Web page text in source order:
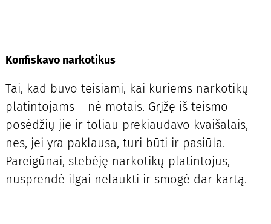
Konfiskavo narkotikus
Tai, kad buvo teisiami, kai kuriems narkotikų
platintojams – nė motais. Grįžę iš teismo
posėdžių jie ir toliau prekiaudavo kvaišalais,
nes, jei yra paklausa, turi būti ir pasiūla.
Pareigūnai, stebėję narkotikų platintojus,
nusprendė ilgai nelaukti ir smogė dar kartą.